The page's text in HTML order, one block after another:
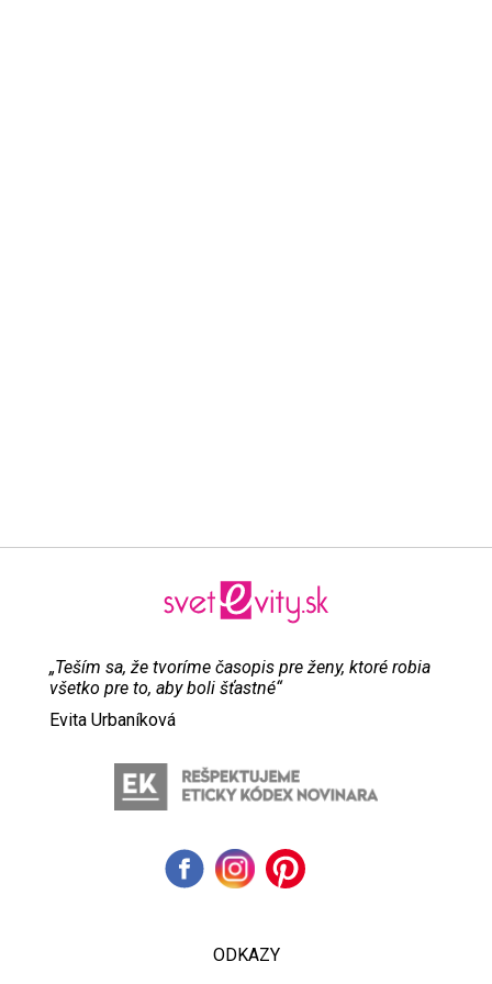
„Teším sa, že tvoríme časopis pre ženy, ktoré robia
všetko pre to, aby boli šťastné“
Evita Urbaníková
ODKAZY